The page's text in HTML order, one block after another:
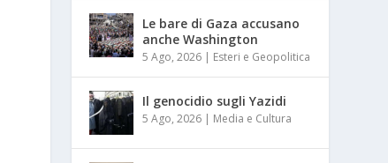
Le bare di Gaza accusano
anche Washington
5 Ago, 2026 | Esteri e Geopolitica
Il genocidio sugli Yazidi
5 Ago, 2026 | Media e Cultura